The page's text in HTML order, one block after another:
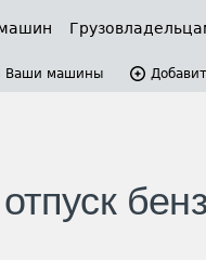
Ваши машины